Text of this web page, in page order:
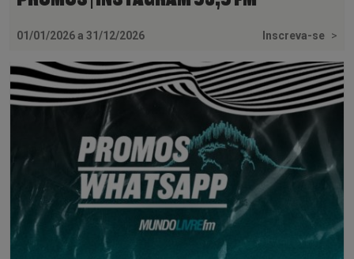
01/01/2026 a 31/12/2026 Inscreva-se >